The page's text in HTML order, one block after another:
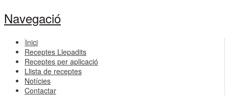
Navegació
Inici
Receptes Llepadits
Receptes per aplicació
Llista de receptes
Notícies
Contactar